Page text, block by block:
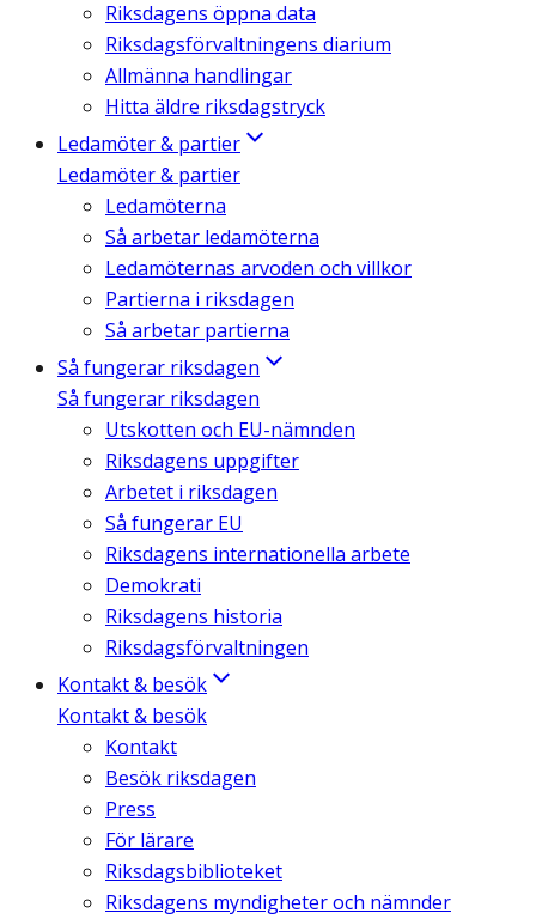
Riksdagens öppna data
Riksdagsförvaltningens diarium
Allmänna handlingar
Hitta äldre riksdagstryck
Ledamöter & partier
Ledamöter & partier
Ledamöterna
Så arbetar ledamöterna
Ledamöternas arvoden och villkor
Partierna i riksdagen
Så arbetar partierna
Så fungerar riksdagen
Så fungerar riksdagen
Utskotten och EU-nämnden
Riksdagens uppgifter
Arbetet i riksdagen
Så fungerar EU
Riksdagens internationella arbete
Demokrati
Riksdagens historia
Riksdagsförvaltningen
Kontakt & besök
Kontakt & besök
Kontakt
Besök riksdagen
Press
För lärare
Riksdagsbiblioteket
Riksdagens myndigheter och nämnder